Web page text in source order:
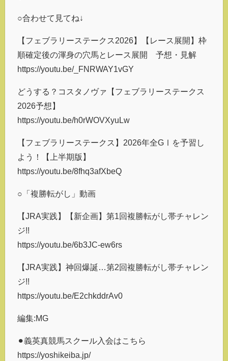
○合わせて見てね↓
【フェブラリーステークス2026】【レース展開】枠
順確定後の渾身の穴馬とレース展開 予想・見解
https://youtu.be/_FNRWAY1vGY
どうする？コスタノヴァ【フェブラリーステークス
2026予想】
https://youtu.be/h0rWOVXyuLw
【フェブラリーステークス】2026年全GⅠを予習し
よう！【上半期版】
https://youtu.be/8fhq3afXbeQ
○「複勝転がし」動画
【JRA実践】【新企画】第1回複勝転がし帯チャレン
ジ!!
https://youtu.be/6b3JC-ew6rs
【JRA実践】神回爆誕…第2回複勝転がし帯チャレン
ジ!!
https://youtu.be/E2chkddrAv0
編集:MG
⚫︎義英真競馬スクール入会はこちら
https://yoshikeiba.jp/